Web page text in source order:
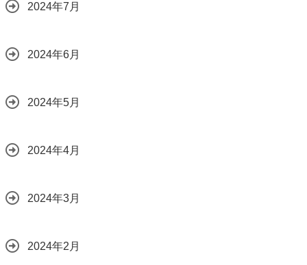
2024年7月
2024年6月
2024年5月
2024年4月
2024年3月
2024年2月